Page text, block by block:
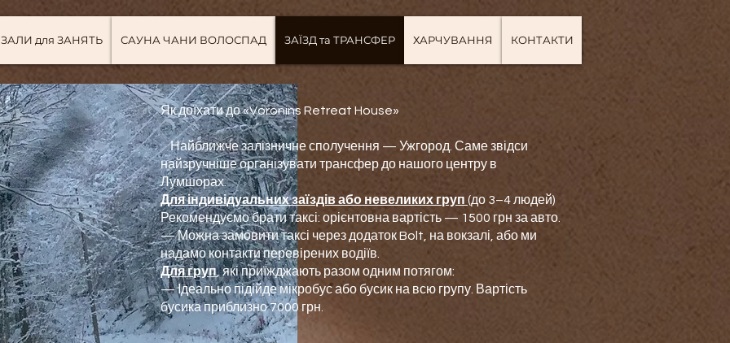
ЗАЛИ для ЗАНЯТЬ САУНА ЧАНИ ВОЛОСПАД ЗАЇЗД та ТРАНСФЕР ХАРЧУВАННЯ КОНТАКТИ
Як доїхати до «Voronins Retreat House»
Найближче залізничне сполучення — Ужгород. Саме звідси
найзручніше організувати трансфер до нашого центру в
Лумшорах.
Для індивідуальних заїздів або невеликих груп (до 3–4 людей)
Рекомендуємо брати таксі: орієнтовна вартість — 1500 грн за авто.
— Можна замовити таксі через додаток Bolt, на вокзалі, або ми
надамо контакти перевірених водіїв.
Для груп, які приїжджають разом одним потягом:
— Ідеально підійде мікробус або бусик на всю групу. Вартість
бусика приблизно 7000 грн.